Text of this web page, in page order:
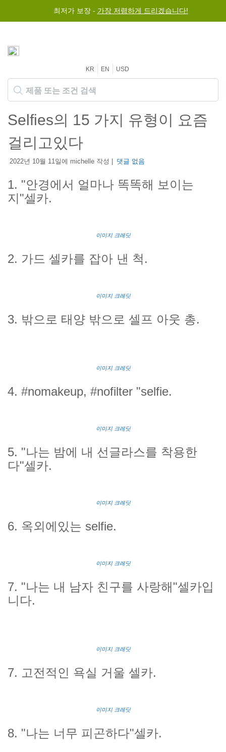
최저가 보장 - 가장 저렴하게 드리겠습니다!
KR EN USD
Selfies의 15 가지 유형이 요즘
걸리고있다
2022년 10월 11일에 michelle 작성 | 댓글 없음
1. "안경에서 얼마나 똑똑해 보이는
지"셀카.
이미지 크레딧
2. 가드 셀카를 잡아 낸 척.
이미지 크레딧
3. 밖으로 태양 밖으로 셀프 아웃 총.
이미지 크레딧
4. #nomakeup, #nofilter "selfie.
이미지 크레딧
5. "나는 밤에 내 선글라스를 착용한
다"셀카.
이미지 크레딧
6. 옥외에있는 selfie.
이미지 크레딧
7. "나는 내 남자 친구를 사랑해"셀카입
니다.
이미지 크레딧
7. 고전적인 욕실 거울 셀카.
이미지 크레딧
8. "나는 너무 피곤하다"셀카.